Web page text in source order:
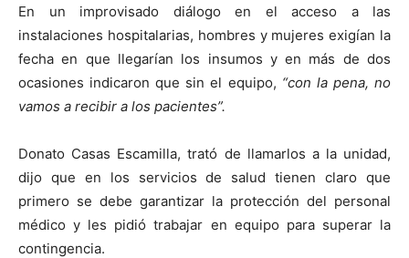
En un improvisado diálogo en el acceso a las
instalaciones hospitalarias, hombres y mujeres exigían la
fecha en que llegarían los insumos y en más de dos
ocasiones indicaron que sin el equipo, “con la pena, no
vamos a recibir a los pacientes”.
Donato Casas Escamilla, trató de llamarlos a la unidad,
dijo que en los servicios de salud tienen claro que
primero se debe garantizar la protección del personal
médico y les pidió trabajar en equipo para superar la
contingencia.